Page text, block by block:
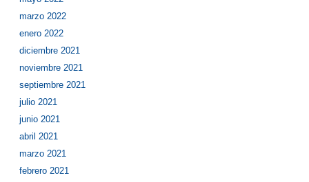
marzo 2022
enero 2022
diciembre 2021
noviembre 2021
septiembre 2021
julio 2021
junio 2021
abril 2021
marzo 2021
febrero 2021